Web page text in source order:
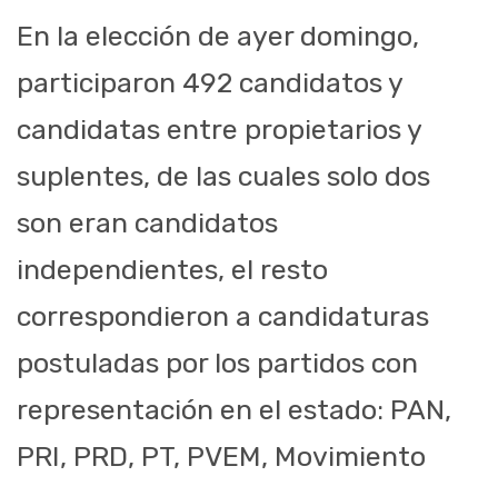
En la elección de ayer domingo,
participaron 492 candidatos y
candidatas entre propietarios y
suplentes, de las cuales solo dos
son eran candidatos
independientes, el resto
correspondieron a candidaturas
postuladas por los partidos con
representación en el estado: PAN,
PRI, PRD, PT, PVEM, Movimiento